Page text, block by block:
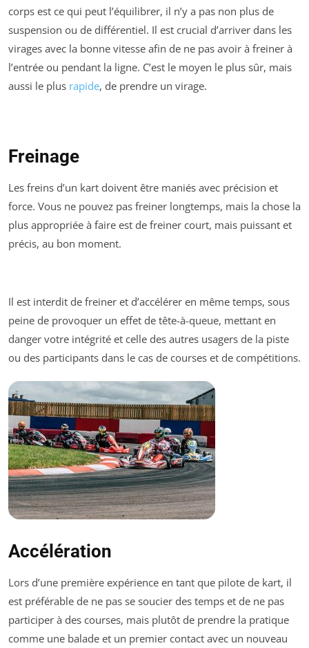
corps est ce qui peut l’équilibrer, il n’y a pas non plus de
suspension ou de différentiel. Il est crucial d’arriver dans les
virages avec la bonne vitesse afin de ne pas avoir à freiner à
l’entrée ou pendant la ligne. C’est le moyen le plus sûr, mais
aussi le plus rapide, de prendre un virage.
Freinage
Les freins d’un kart doivent être maniés avec précision et
force. Vous ne pouvez pas freiner longtemps, mais la chose la
plus appropriée à faire est de freiner court, mais puissant et
précis, au bon moment.
Il est interdit de freiner et d’accélérer en même temps, sous
peine de provoquer un effet de tête-à-queue, mettant en
danger votre intégrité et celle des autres usagers de la piste
ou des participants dans le cas de courses et de compétitions.
Accélération
Lors d’une première expérience en tant que pilote de kart, il
est préférable de ne pas se soucier des temps et de ne pas
participer à des courses, mais plutôt de prendre la pratique
comme une balade et un premier contact avec un nouveau